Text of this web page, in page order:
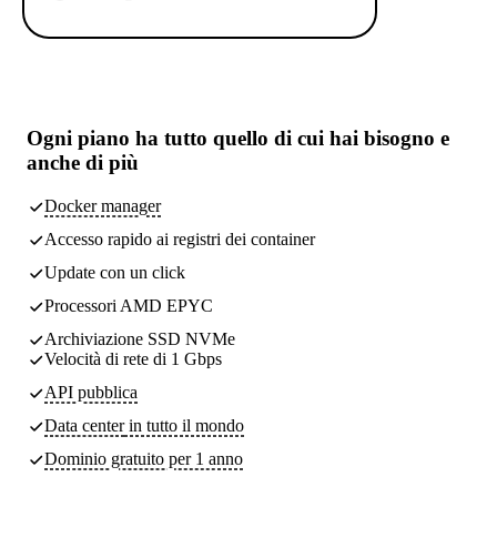
Ogni piano ha tutto quello di cui hai bisogno e
anche di più
Docker manager
Accesso rapido ai registri dei container
Update con un click
Processori AMD EPYC
Archiviazione SSD NVMe
Velocità di rete di 1 Gbps
API pubblica
Data centerin tutto il mondo
Dominio gratuito per 1 anno